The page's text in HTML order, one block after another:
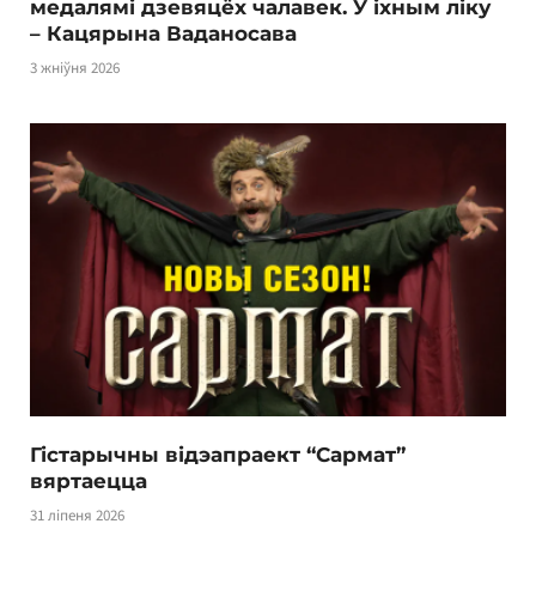
медалямі дзевяцёх чалавек. У іхным ліку
– Кацярына Ваданосава
3 жніўня 2026
Гістарычны відэапраект “Сармат”
вяртаецца
31 ліпеня 2026